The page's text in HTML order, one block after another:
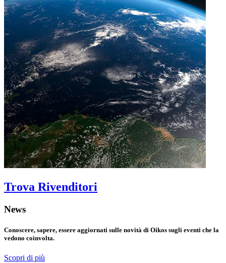
Trova Rivenditori
News
Conoscere, sapere, essere aggiornati sulle novità di Oikos sugli eventi che la
vedono coinvolta.
Scopri di più